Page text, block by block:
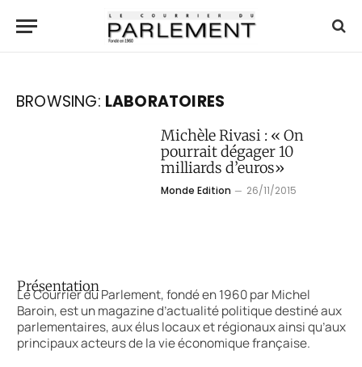
BROWSING: LABORATOIRES
Michèle Rivasi : « On
pourrait dégager 10
milliards d’euros»
Monde Edition 26/11/2015
Présentation
Le Courrier du Parlement, fondé en 1960 par Michel
Baroin, est un magazine d’actualité politique destiné aux
parlementaires, aux élus locaux et régionaux ainsi qu’aux
principaux acteurs de la vie économique française.